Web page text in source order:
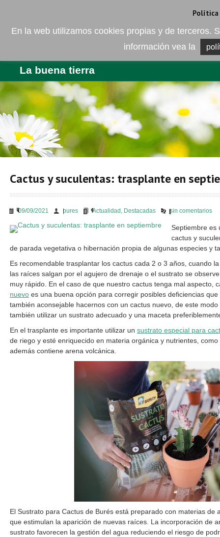
La buena tierra
EMPRESA PRODUCTOS
Cactus y suculentas: trasplante en
09/09/2021 bures Actualidad , Destacadas sin comentarios
Septiembre es
cactus y
de parada vegetativa o hibernación propia de algunas especies y
Es recomendable trasplantar los cactus cada 2 o 3 años, cuando
las raíces salgan por el agujero de drenaje o el sustrato se
muy rápido. En el caso de que nuestro cactus tenga mal aspecto,
nuevo es una buena opción para corregir posibles deficiencias
también aconsejable hacernos con un cactus nuevo, de este
también utilizar un sustrato adecuado y una maceta
En el trasplante es importante utilizar un sustrato especial para
de riego y esté enriquecido en materia orgánica y nutrientes,
además contiene arena volcánica.
El Sustrato para Cactus de Burés está preparado con materias de
que estimulan la aparición de nuevas raíces. La incorporación de
sustrato favorecen la gestión del agua reduciendo el riesgo de
Política
En la web utilizamos cookies propias y de terceros.
información vea la